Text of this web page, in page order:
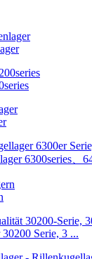
6300series、
Serie, 3 ...